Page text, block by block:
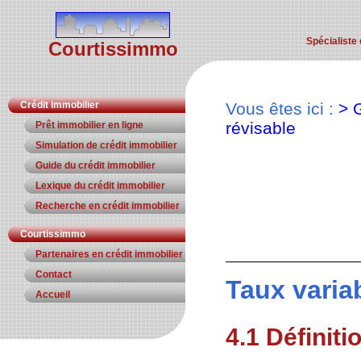
Courtissimmo Spécialiste
Crédit immobilier
Prêt immobilier en ligne
Simulation de crédit immobilier
Guide du crédit immobilier
Lexique du crédit immobilier
Recherche en crédit immobilier
Courtissimmo
Partenaires en crédit immobilier
Contact
Accueil
Vous êtes ici : >
révisable
Taux
4.1